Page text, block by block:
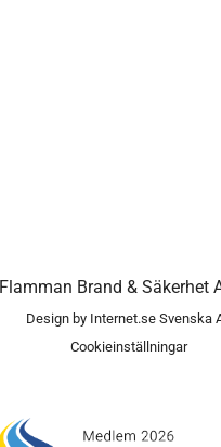
Flamman Brand & Säkerhet
Design by Internet.se Svenska
Cookieinställningar